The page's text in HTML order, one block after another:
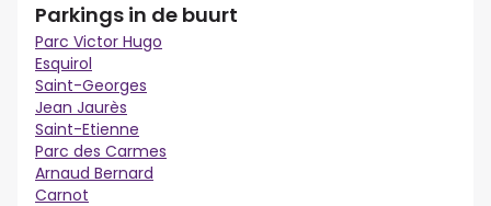
Parkings in de buurt
Parc Victor Hugo
Esquirol
Saint-Georges
Jean Jaurès
Saint-Etienne
Parc des Carmes
Arnaud Bernard
Carnot